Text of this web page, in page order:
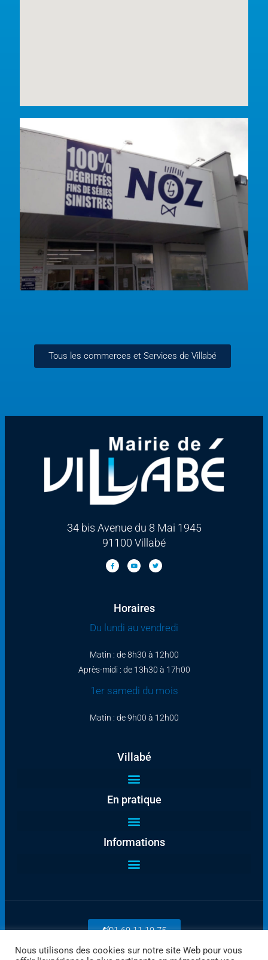
Tous les commerces et Services de Villabé
34 bis Avenue du 8 Mai 1945
91100 Villabé
Horaires
Du lundi au vendredi
Matin : de 8h30 à 12h00
Après-midi : de 13h30 à 17h00
1er samedi du mois
Matin : de 9h00 à 12h00
Villabé
En pratique
Informations
01 69 11 19 75
Nous utilisons des cookies sur notre site Web pour vous